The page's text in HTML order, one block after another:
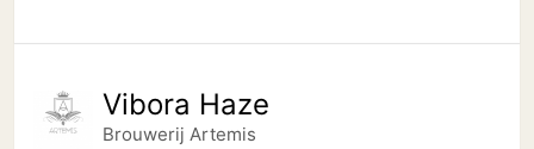
Vibora Haze
Brouwerij Artemis